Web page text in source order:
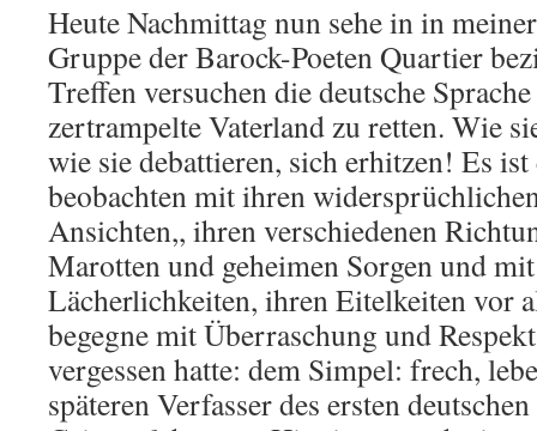
Heute Nachmittag nun sehe in in
Gruppe der Barock-Poeten Quartier
Treffen versuchen die deutsche
zertrampelte Vaterland zu retten. Wie
wie sie debattieren, sich erhitzen! Es
beobachten mit ihren
Ansichten,, ihren verschiedenen
Marotten und geheimen Sorgen und
Lächerlichkeiten, ihren Eitelkeiten vor
begegne mit Überraschung und
vergessen hatte: dem Simpel: frech,
späteren Verfasser des ersten